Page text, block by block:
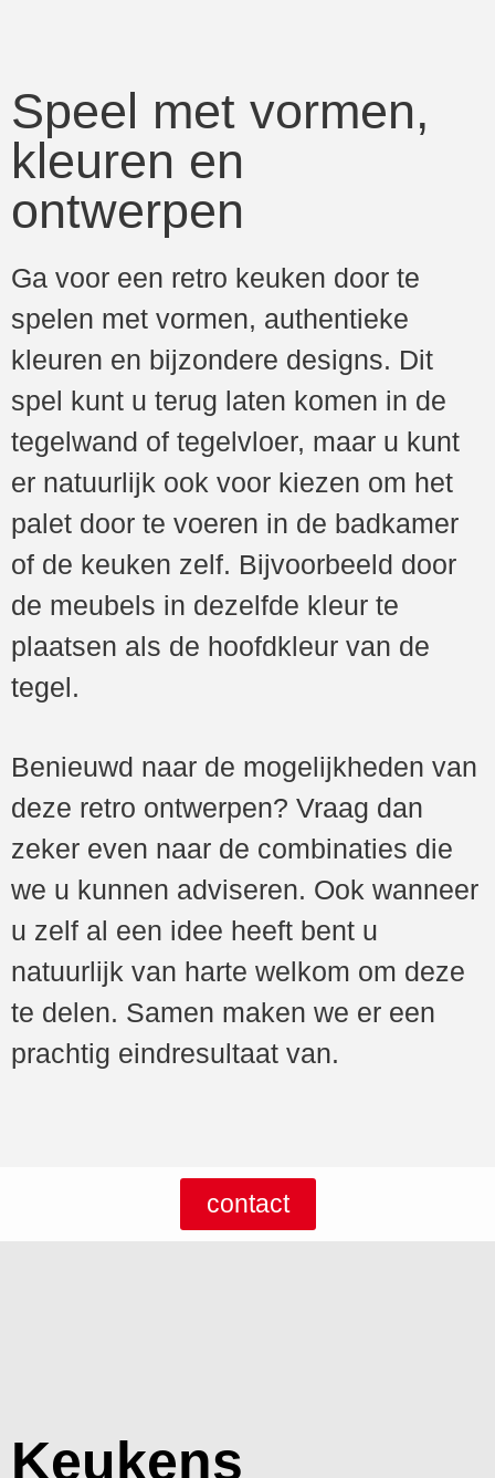
Speel met vormen,
kleuren en
ontwerpen
Ga voor een retro keuken door te
spelen met vormen, authentieke
kleuren en bijzondere designs. Dit
spel kunt u terug laten komen in de
tegelwand of tegelvloer, maar u kunt
er natuurlijk ook voor kiezen om het
palet door te voeren in de badkamer
of de keuken zelf. Bijvoorbeeld door
de meubels in dezelfde kleur te
plaatsen als de hoofdkleur van de
tegel.
Benieuwd naar de mogelijkheden van
deze retro ontwerpen? Vraag dan
zeker even naar de combinaties die
we u kunnen adviseren. Ook wanneer
u zelf al een idee heeft bent u
natuurlijk van harte welkom om deze
te delen. Samen maken we er een
prachtig eindresultaat van.
contact
Keukens